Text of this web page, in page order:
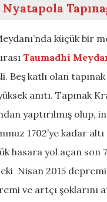
Nyatapola
küçük bir
Taumadhi
Beş katlı olan
anıtı. Tapınak
yaptırılmış olup,
1702’ye kadar
hasara yol açan son
Nisan 2015
ve artçı şoklarını